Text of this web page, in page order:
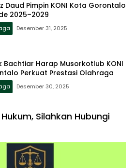
Daud Pimpin KONI Kota Gorontalo
2025–2029
Desember 31, 2025
Bachtiar Harap Musorkotlub KONI
Perkuat Prestasi Olahraga
Desember 30, 2025
Silahkan Hubungi